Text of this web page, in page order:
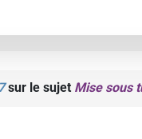
sur le sujet Mise sous